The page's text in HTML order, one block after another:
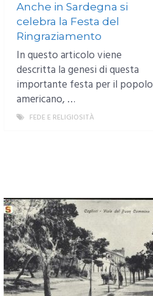
Anche in Sardegna si
celebra la Festa del
Ringraziamento
In questo articolo viene
descritta la genesi di questa
importante festa per il popolo
americano, …
FEDE E RELIGIOSITÀ